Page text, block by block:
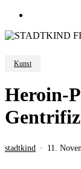
Kunst
Heroin-
stadtkind 11.